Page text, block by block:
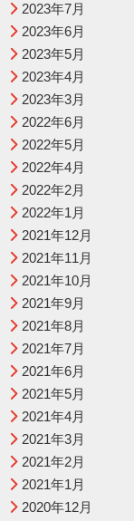
2023年7月
2023年6月
2023年5月
2023年4月
2023年3月
2022年6月
2022年5月
2022年4月
2022年2月
2022年1月
2021年12月
2021年11月
2021年10月
2021年9月
2021年8月
2021年7月
2021年6月
2021年5月
2021年4月
2021年3月
2021年2月
2021年1月
2020年12月